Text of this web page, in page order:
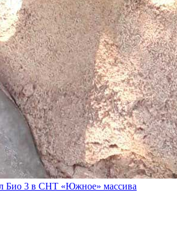
Био 3 в СНТ «Южное» массива